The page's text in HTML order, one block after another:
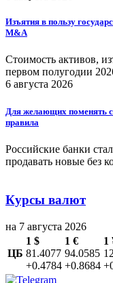
Изъятия в пользу
M&A
Стоимость активов,
первом полугодии
6 августа 2026
Для желающих поменять
правила
Российские банки
продавать новые без
Курсы валют
на 7 августа 2026
ЦБ
1 $
81.4077
+0.4784
1 €
94.0585
+0.8684
1